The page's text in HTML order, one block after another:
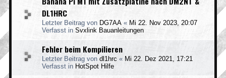
DL1HRC
Letzter Beitrag von DG7AA « Mi 22. Nov 2023, 20:07
Verfasst in Svxlink Bauanleitungen
Fehler beim Kompilieren
Letzter Beitrag von dl1hrc « Mi 22. Dez 2021, 17:21
Verfasst in HotSpot Hilfe